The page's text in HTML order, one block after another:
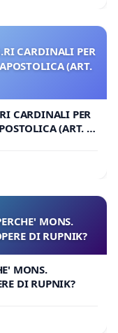
CARDINALI PER
(ART.
CARDINALI PER
(ART. 3
MONS.
DI RUPNIK?
MONS.
DI RUPNIK?